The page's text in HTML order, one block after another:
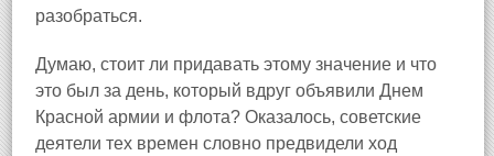
разобраться.
Думаю, стоит ли придавать этому значение и что
это был за день, который вдруг объявили Днем
Красной армии и флота? Оказалось, советские
деятели тех времен словно предвидели ход